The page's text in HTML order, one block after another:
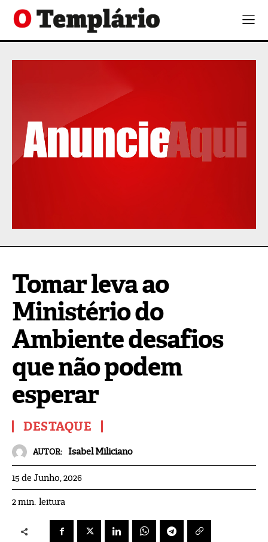
Tomar leva ao
Ministério do
Ambiente desafios
que não podem
esperar
DESTAQUE
AUTOR: Isabel Miliciano
15 de Junho, 2026
2min. leitura